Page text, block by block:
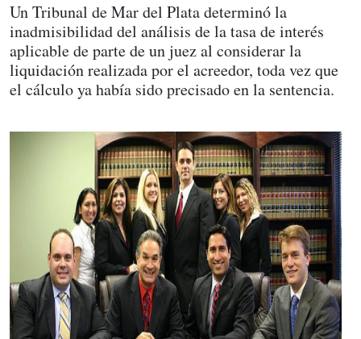
Un Tribunal de Mar del Plata determinó la
inadmisibilidad del análisis de la tasa de interés
aplicable de parte de un juez al considerar la
liquidación realizada por el acreedor, toda vez que
el cálculo ya había sido precisado en la sentencia.